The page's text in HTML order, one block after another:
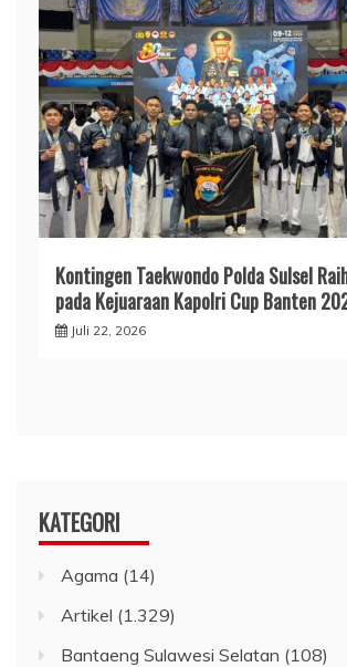
Kontingen Taekwondo Polda Sulsel
pada Kejuaraan Kapolri Cup Banten
Juli 22, 2026
KATEGORI
Agama (14)
Artikel (1.329)
Bantaeng Sulawesi Selatan (108)